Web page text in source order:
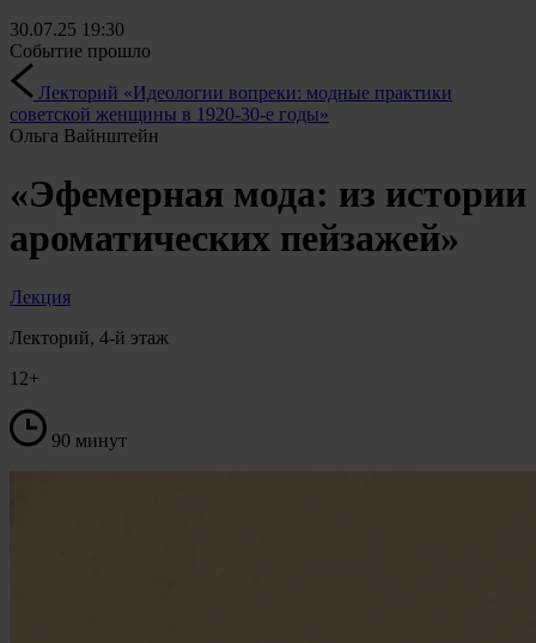
30.07.25 19:30
Событие прошло
Лекторий «Идеологии вопреки: модные практики
советской женщины в 1920-30-е годы»
Ольга Вайнштейн
«Эфемерная мода: из истории
ароматических пейзажей»
Лекция
Лекторий, 4-й этаж
12+
90 минут